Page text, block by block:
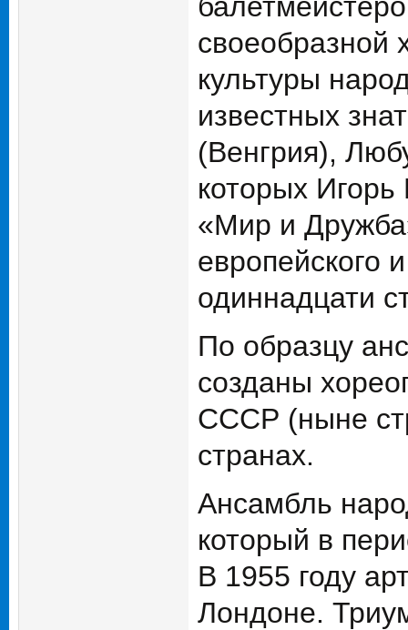
своеобразной
культуры
известных
(Венгрия),
которых
«Мир и
европейского
одиннадцати
По образцу
созданы
СССР (ныне
странах.
Ансамбль
который в
В 1955 году
Лондоне.